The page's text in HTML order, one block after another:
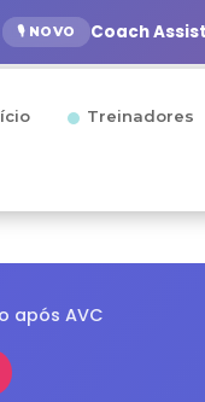
🎙️ NOVO Coach
Treinadores
após AVC